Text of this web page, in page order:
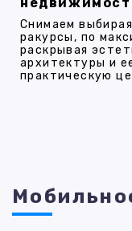
Снимаем
ракурсы, по
раскрывая
архитектуры и
практическую